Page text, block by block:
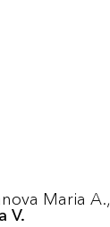
Maria A.,
V.